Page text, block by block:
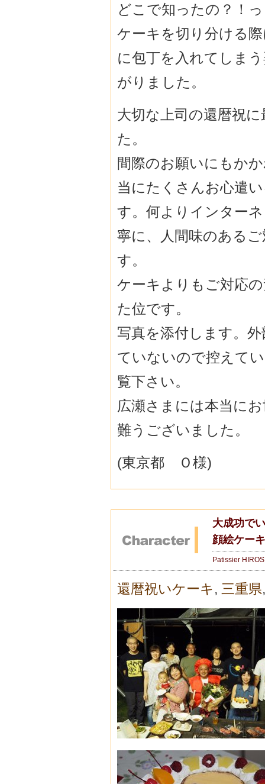
どこで知ったの？！
ケーキを切り分ける
に包丁を入れてしま
がりました。
大切な上司の還暦祝
た。
間際のお願いにもか
当にたくさんお心遣
す。何よりインター
寧に、人間味のある
す。
ケーキよりもご対応
た位です。
写真を添付します。
ていないので控えて
覧下さい。
広瀬さまには本当に
難うございました。
(東京都 Ｏ様)
大成功で
顔絵ケー
Patissier
還暦祝いケーキ , 三重県